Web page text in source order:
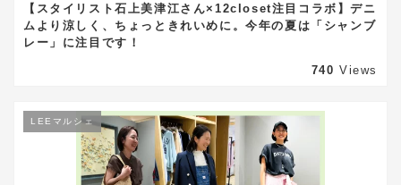
【スタイリスト石上美津江さん×12closet注目コラボ】デニ
ムより涼しく、ちょっときれいめに。今年の夏は「シャンブ
レー」に注目です！
740 Views
LEEマルシェ